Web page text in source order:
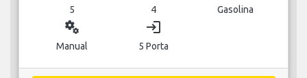
5 4 Gasolina
miscellaneous_services
Manual
login
5 Porta